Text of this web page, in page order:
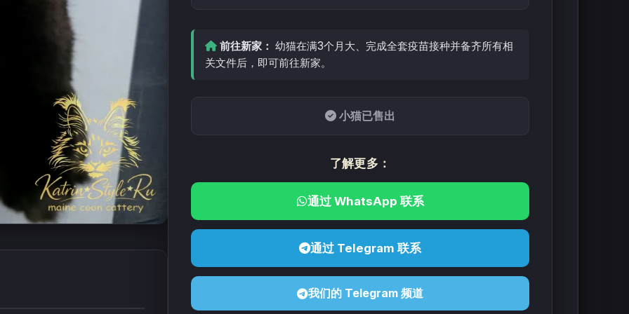
前往新家： 幼猫在满3个月大、完成全套疫苗接种并备齐所有相
关文件后，即可前往新家。
小猫已售出
了解更多：
通过 WhatsApp 联系
通过 Telegram 联系
我们的 Telegram 频道